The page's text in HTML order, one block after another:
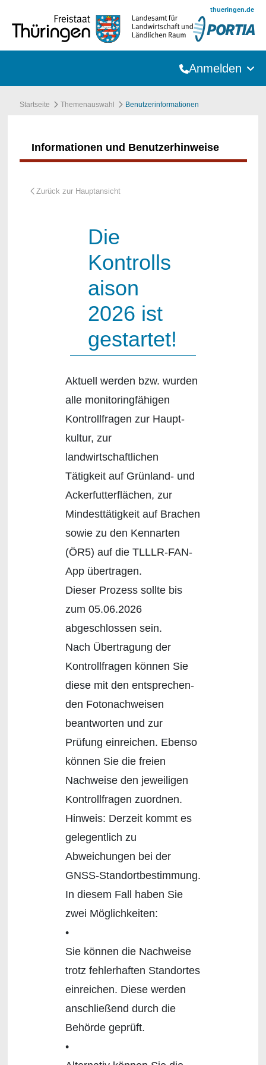
thueringen.de
Anmelden
Startseite Themenauswahl Benutzerinformationen
Informationen und Benutzerhinweise
Die
Kontrolls
aison
2026 ist
gestartet!
Aktuell werden bzw. wurden
alle monitoringfähigen
Kontrollfragen zur Haupt-
kultur, zur
landwirtschaftlichen
Tätigkeit auf Grünland- und
Ackerfutterflächen, zur
Mindesttätigkeit auf Brachen
sowie zu den Kennarten
(ÖR5) auf die TLLLR-FAN-
App übertragen.
Dieser Prozess sollte bis
zum 05.06.2026
abgeschlossen sein.
Nach Übertragung der
Kontrollfragen können Sie
diese mit den entsprechen-
den Fotonachweisen
beantworten und zur
Prüfung einreichen. Ebenso
können Sie die freien
Nachweise den jeweiligen
Kontrollfragen zuordnen.
Hinweis: Derzeit kommt es
gelegentlich zu
Abweichungen bei der
GNSS-Standortbestimmung.
In diesem Fall haben Sie
zwei Möglichkeiten:
•
Sie können die Nachweise
trotz fehlerhaften Standortes
einreichen. Diese werden
anschließend durch die
Behörde geprüft.
•